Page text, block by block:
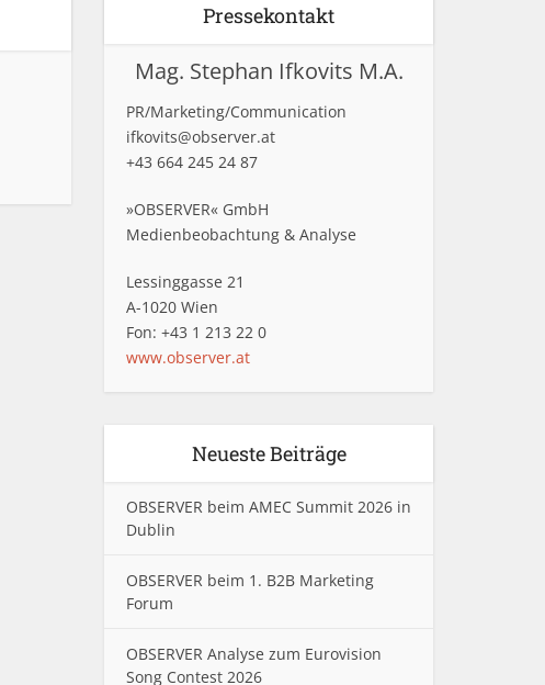
Pressekontakt
Mag. Stephan Ifkovits M.A.
PR/Marketing/Communication
ifkovits@observer.at
+43 664 245 24 87
»OBSERVER« GmbH
Medienbeobachtung & Analyse
Lessinggasse 21
A-1020 Wien
Fon: +43 1 213 22 0
www.observer.at
Neueste Beiträge
OBSERVER beim AMEC Summit 2026 in
Dublin
OBSERVER beim 1. B2B Marketing
Forum
OBSERVER Analyse zum Eurovision
Song Contest 2026